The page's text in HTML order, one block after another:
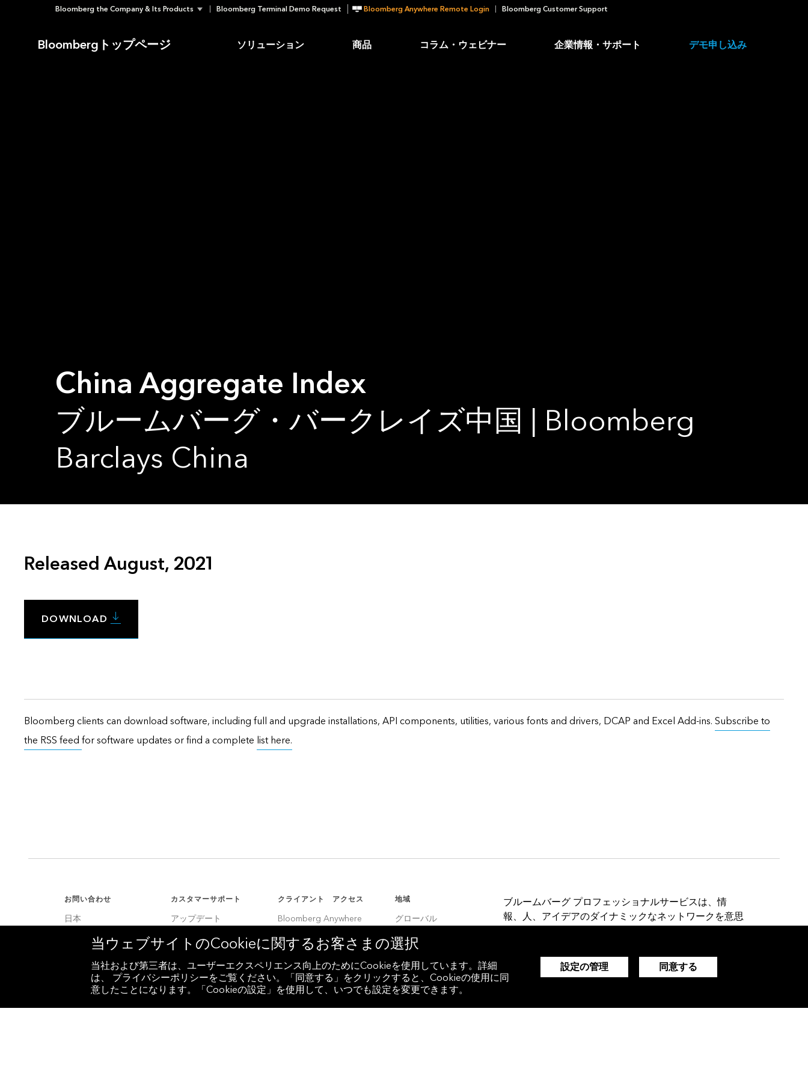
Bloomberg the Company & Its Products Bloomberg Terminal Demo Request Bloomberg Anywhere Remote Login Bloomberg Customer Support
Bloombergトップページ ソリューション 商品 コラム・ウェビナー 企業情報・サポート デモ申し込み
China Aggregate Index
ブルームバーグ・バークレイズ中国 | Bloomberg
Barclays China
Released August, 2021
DOWNLOAD
Bloomberg clients can download software, including full and upgrade installations, API components, utilities, various fonts and drivers, DCAP and Excel Add-ins. Subscribe to
the RSS feed for software updates or find a complete list here.
お問い合わせ
日本
+1 212 318 2000
ヨーロッパ
+44 20 7330 7500
カスタマーサポート
アップデート
カスタマーサポート
サービスセンター
クライアント アクセス
Bloomberg Anywhere
Bloomberg Vault
Entity Exchange
地域
グローバル
韓国
中国
インド
ブルームバーグ プロフェッショナルサービスは、情
報、人、アイデアのダイナミックなネットワークを意思
決定者に提供します。
デモをリクエストする
当ウェブサイトのCookieに関するお客さまの選択
当社および第三者は、ユーザーエクスペリエンス向上のためにCookieを使用しています。詳細
は、 プライバシーポリシーをご覧ください。「同意する」をクリックすると、Cookieの使用に同
意したことになります。「Cookieの設定」を使用して、いつでも設定を変更できます。
設定の管理 同意する